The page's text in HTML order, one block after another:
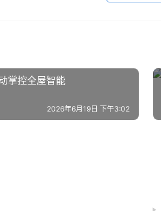
掌控全屋智能
2026年6月19日 下午3:02